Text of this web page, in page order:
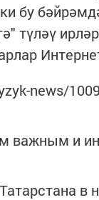
бу
түләү
news/
важным и